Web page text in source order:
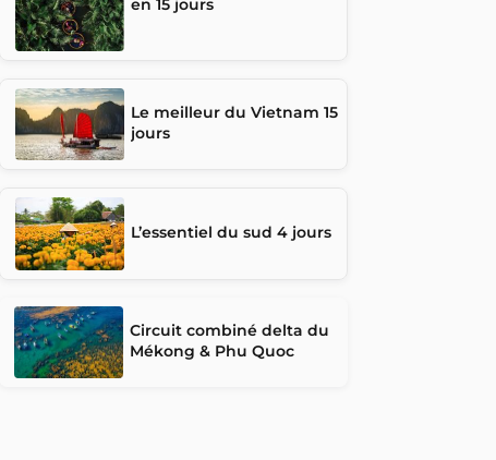
en 15 jours
Le meilleur du Vietnam 15
jours
L’essentiel du sud 4 jours
Circuit combiné delta du
Mékong & Phu Quoc